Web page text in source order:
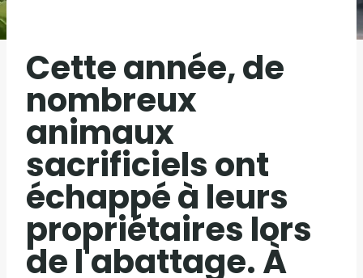
Cette année, de
nombreux
animaux
sacrificiels ont
échappé à leurs
propriétaires lors
de l'abattage. À